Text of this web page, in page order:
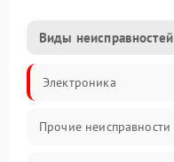
Виды неисправностей
Электроника
Прочие неисправности